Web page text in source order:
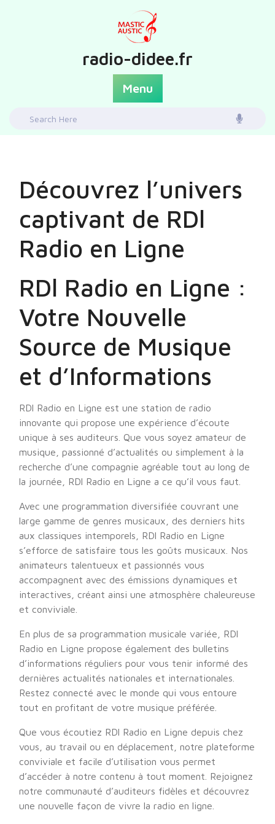
radio-didee.fr
Menu
Search
Découvrez l’univers
captivant de RDl
Radio en Ligne
RDl Radio en Ligne :
Votre Nouvelle
Source de Musique
et d’Informations
RDl Radio en Ligne est une station de radio
innovante qui propose une expérience d’écoute
unique à ses auditeurs. Que vous soyez amateur de
musique, passionné d’actualités ou simplement à la
recherche d’une compagnie agréable tout au long de
la journée, RDl Radio en Ligne a ce qu’il vous faut.
Avec une programmation diversifiée couvrant une
large gamme de genres musicaux, des derniers hits
aux classiques intemporels, RDl Radio en Ligne
s’efforce de satisfaire tous les goûts musicaux. Nos
animateurs talentueux et passionnés vous
accompagnent avec des émissions dynamiques et
interactives, créant ainsi une atmosphère chaleureuse
et conviviale.
En plus de sa programmation musicale variée, RDl
Radio en Ligne propose également des bulletins
d’informations réguliers pour vous tenir informé des
dernières actualités nationales et internationales.
Restez connecté avec le monde qui vous entoure
tout en profitant de votre musique préférée.
Que vous écoutiez RDl Radio en Ligne depuis chez
vous, au travail ou en déplacement, notre plateforme
conviviale et facile d’utilisation vous permet
d’accéder à notre contenu à tout moment. Rejoignez
notre communauté d’auditeurs fidèles et découvrez
une nouvelle façon de vivre la radio en ligne.